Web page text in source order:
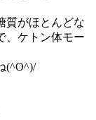
質がほとんどな
、ケトン体モー
(^O^)/